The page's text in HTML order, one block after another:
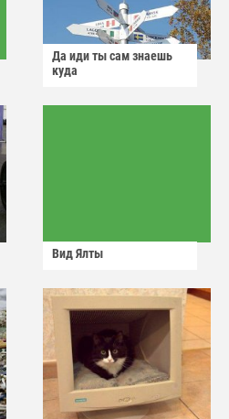
Да иди ты сам знаешь
куда
Вид Ялты